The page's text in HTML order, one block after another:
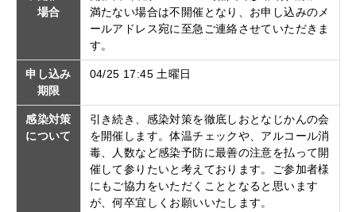
場合
満たない場合は不開催となり、お申し込みのメ
ールアドレス宛に至急ご連絡させていただきま
す。
申し込み
期限
04/25 17:45 土曜日
感染対策
について
引き続き、感染対策を徹底しおとなじかんの会
を開催します。体温チェックや、アルコール消
毒、人数など感染予防に最善の注意を払って開
催して参りたいと考えております。ご参加者様
にもご協力をいただくこととなると思います
が、何卒宜しくお願いいたします。